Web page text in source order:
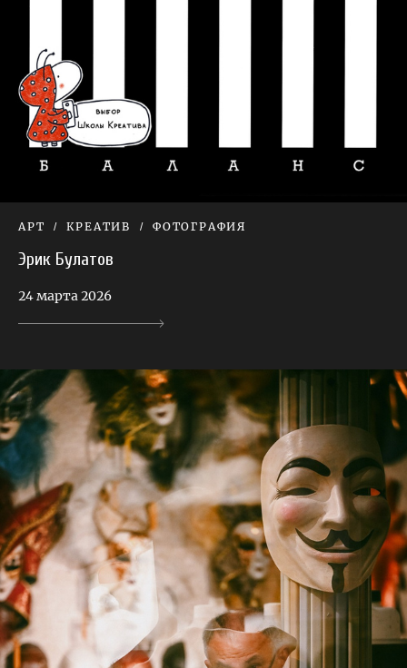
АРТ КРЕАТИВ ФОТОГРАФИЯ
Эрик Булатов
24 марта 2026